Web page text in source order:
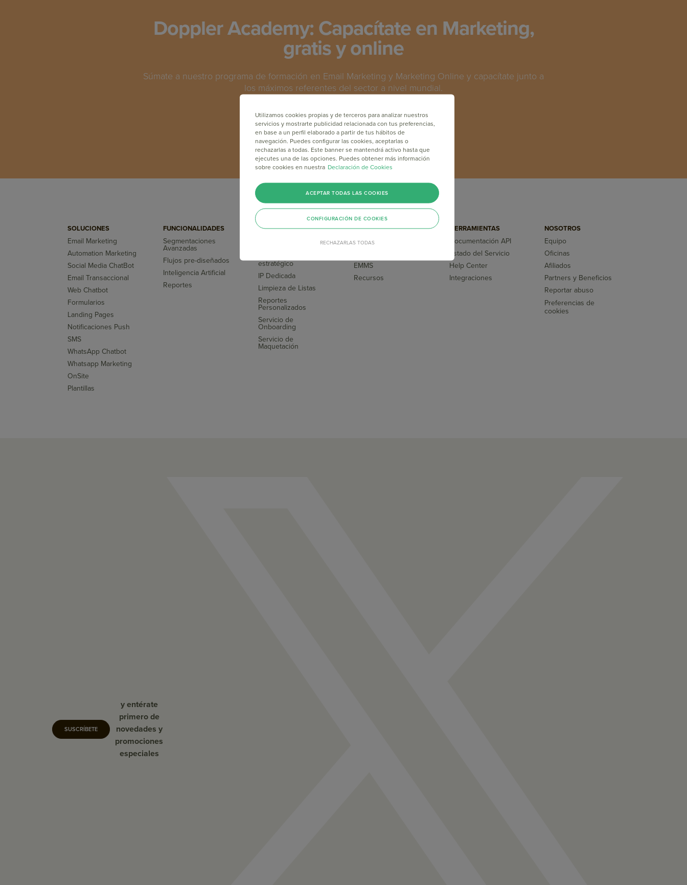
Doppler Academy: Capacítate en Marketing,
gratis y online
Súmate a nuestro programa de formación en Email Marketing y Marketing Online y capacítate junto a
los máximos referentes del sector a nivel mundial.
INSCRÍBETE GRATIS
SOLUCIONES
Email Marketing
Automation Marketing
Social Media ChatBot
Email Transaccional
Web Chatbot
Formularios
Landing Pages
Notificaciones Push
SMS
WhatsApp Chatbot
Whatsapp Marketing
OnSite
Plantillas
FUNCIONALIDADES
Segmentaciones
Avanzadas
Flujos pre-diseñados
Inteligencia Artificial
Reportes
SERVICIOS
estratégico
IP Dedicada
Limpieza de Listas
Reportes
Personalizados
Servicio de
Onboarding
Servicio de
Maquetación
CAPACITACIONES
Doppler Academy
EMMS
Recursos
HERRAMIENTAS
Documentación API
Estado del Servicio
Help Center
Integraciones
NOSOTROS
Equipo
Oficinas
Afiliados
Partners y Beneficios
Reportar abuso
Preferencias de
cookies
SUSCRÍBETE
y entérate
primero de
novedades y
promociones
especiales
Utilizamos cookies propias y de terceros para analizar nuestros
servicios y mostrarte publicidad relacionada con tus preferencias,
en base a un perfil elaborado a partir de tus hábitos de
navegación. Puedes configurar las cookies, aceptarlas o
rechazarlas a todas. Este banner se mantendrá activo hasta que
ejecutes una de las opciones. Puedes obtener más información
sobre cookies en nuestra Declaración de Cookies
RECHAZARLAS TODAS
ACEPTAR TODAS LAS COOKIES
CONFIGURACIÓN DE COOKIES